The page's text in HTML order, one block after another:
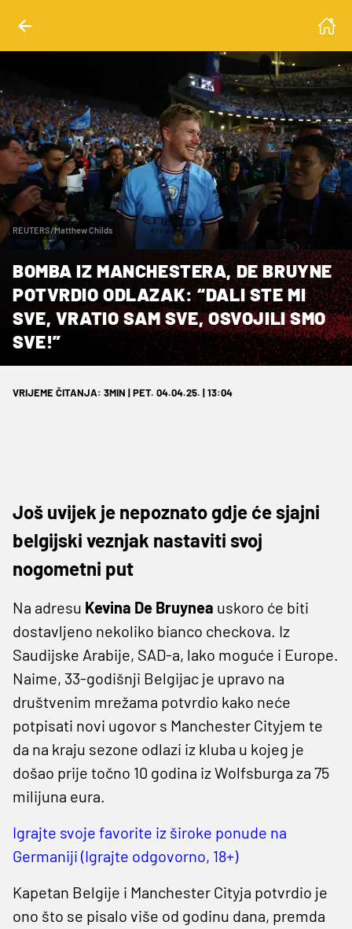
REUTERS/Matthew Childs
BOMBA IZ MANCHESTERA, DE BRUYNE
POTVRDIO ODLAZAK: “DALI STE MI
SVE, VRATIO SAM SVE, OSVOJILI SMO
SVE!”
VRIJEME ČITANJA: 3MIN | PET. 04.04.25. | 13:04
Još uvijek je nepoznato gdje će sjajni
belgijski veznjak nastaviti svoj
nogometni put
Na adresu Kevina De Bruynea uskoro će biti
dostavljeno nekoliko bianco checkova. Iz
Saudijske Arabije, SAD-a, lako moguće i Europe.
Naime, 33-godišnji Belgijac je upravo na
društvenim mrežama potvrdio kako neće
potpisati novi ugovor s Manchester Cityjem te
da na kraju sezone odlazi iz kluba u kojeg je
došao prije točno 10 godina iz Wolfsburga za 75
milijuna eura.
Igrajte svoje favorite iz široke ponude na
Germaniji (Igrajte odgovorno, 18+)
Kapetan Belgije i Manchester Cityja potvrdio je
ono što se pisalo više od godinu dana, premda